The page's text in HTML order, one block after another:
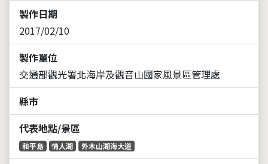
製作日期
2017/02/10
製作單位
交通部觀光署北海岸及觀音山國家風景區管理處
縣市
代表地點/景區
和平島 情人湖 外木山湖海大道